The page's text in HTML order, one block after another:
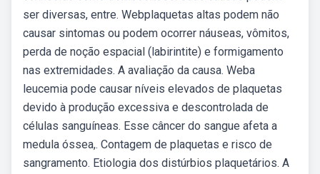
ser diversas, entre. Webplaquetas altas podem não
causar sintomas ou podem ocorrer náuseas, vômitos,
perda de noção espacial (labirintite) e formigamento
nas extremidades. A avaliação da causa. Weba
leucemia pode causar níveis elevados de plaquetas
devido à produção excessiva e descontrolada de
células sanguíneas. Esse câncer do sangue afeta a
medula óssea,. Contagem de plaquetas e risco de
sangramento. Etiologia dos distúrbios plaquetários. A